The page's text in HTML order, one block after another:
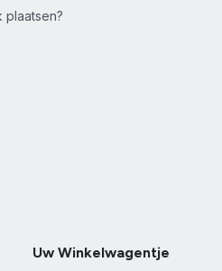
Uw Winkelwagentje